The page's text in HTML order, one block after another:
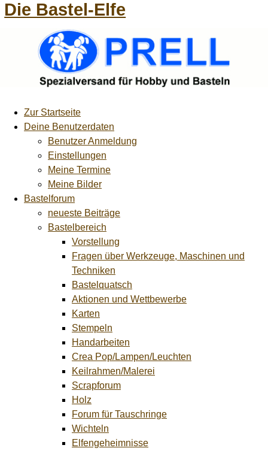
Die Bastel-Elfe
Zur Startseite
Deine Benutzerdaten
Benutzer Anmeldung
Einstellungen
Meine Termine
Meine Bilder
Bastelforum
neueste Beiträge
Bastelbereich
Vorstellung
Fragen über Werkzeuge, Maschinen und
Techniken
Bastelquatsch
Aktionen und Wettbewerbe
Karten
Stempeln
Handarbeiten
Crea Pop/Lampen/Leuchten
Keilrahmen/Malerei
Scrapforum
Holz
Forum für Tauschringe
Wichteln
Elfengeheimnisse